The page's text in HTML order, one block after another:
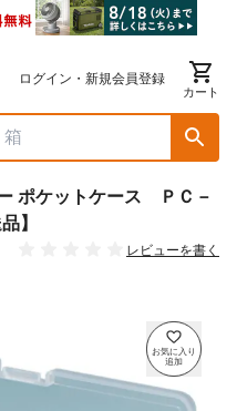
ログイン・新規会員登録
カート
ポケットケース ＰＣ－
】
レビューを書く